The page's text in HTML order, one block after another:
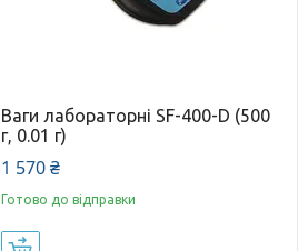
Ваги лабораторні SF-400-D (500
г, 0.01 г)
1 570 ₴
Готово до відправки